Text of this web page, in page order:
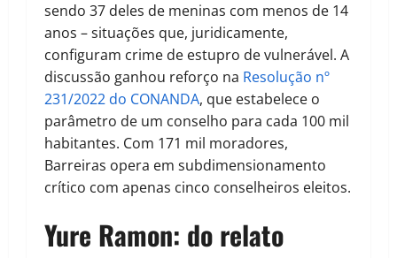
sendo 37 deles de meninas com menos de 14
anos – situações que, juridicamente,
configuram crime de estupro de vulnerável. A
discussão ganhou reforço na Resolução nº
231/2022 do CONANDA, que estabelece o
parâmetro de um conselho para cada 100 mil
habitantes. Com 171 mil moradores,
Barreiras opera em subdimensionamento
crítico com apenas cinco conselheiros eleitos.
Yure Ramon: do relato